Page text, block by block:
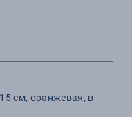
см, оранжевая, в